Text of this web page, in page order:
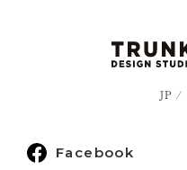
JP
Facebook